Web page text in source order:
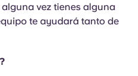
vez tienes alguna
te ayudará tanto de